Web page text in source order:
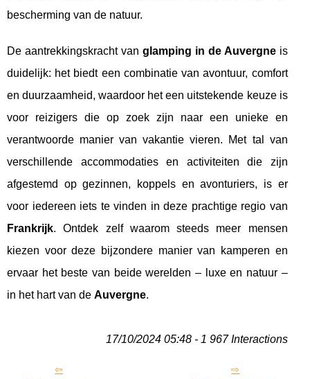
bescherming van de natuur.
De aantrekkingskracht van glamping in de Auvergneis
duidelijk: het biedt een combinatie van avontuur, comfort
en duurzaamheid, waardoor het een uitstekende keuze is
voor reizigers die op zoek zijn naar een unieke en
verantwoorde manier van vakantie vieren. Met tal van
verschillende accommodaties en activiteiten die zijn
afgestemd op gezinnen, koppels en avonturiers, is er
voor iedereen iets te vinden in deze prachtige regio van
Frankrijk. Ontdek zelf waarom steeds meer mensen
kiezen voor deze bijzondere manier van kamperen en
ervaar het beste van beide werelden – luxe en natuur –
in het hart van de Auvergne.
17/10/2024 05:48 - 1 967 Interactions